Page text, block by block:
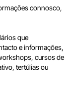
connosco,
que
e informações,
cursos de
tertúlias ou